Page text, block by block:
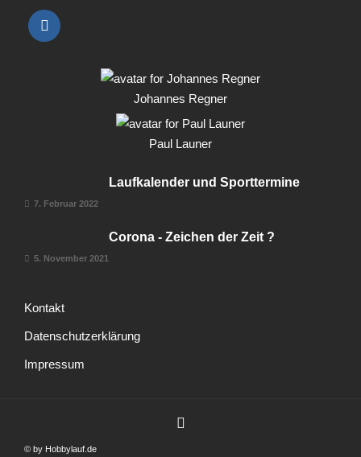
Johannes Regner
Paul Launer
Laufkalender und Sporttermine
7. Februar 2022
Corona - Zeichen der Zeit ?
5. November 2021
Kontakt
Datenschutzerklärung
Impressum
© by Hobbylauf.de